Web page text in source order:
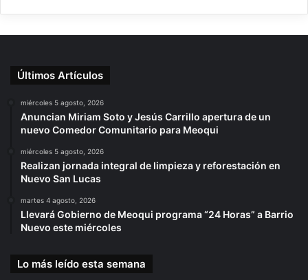
Últimos Artículos
miércoles 5 agosto, 2026
Anuncian Miriam Soto y Jesús Carrillo apertura de un
nuevo Comedor Comunitario para Meoqui
miércoles 5 agosto, 2026
Realizan jornada integral de limpieza y reforestación en
Nuevo San Lucas
martes 4 agosto, 2026
Llevará Gobierno de Meoqui programa “24 Horas” a Barrio
Nuevo este miércoles
Lo más leído esta semana